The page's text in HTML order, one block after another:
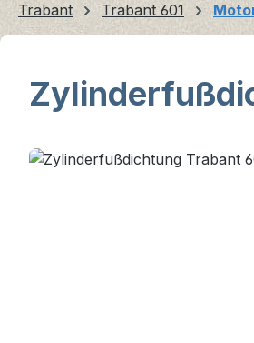
Trabant Trabant 601
Bildergalerie überspringen